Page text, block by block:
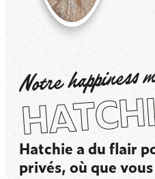
Notre happiness
Hatchie a du flair
privés, où que